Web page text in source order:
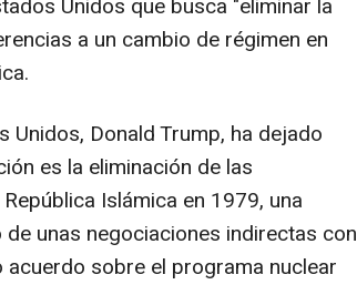
Unidos que busca "eliminar la
a un cambio de régimen en
Unidos, Donald Trump, ha dejado
es la eliminación de las
Islámica en 1979, una
unas negociaciones indirectas con
sobre el programa nuclear